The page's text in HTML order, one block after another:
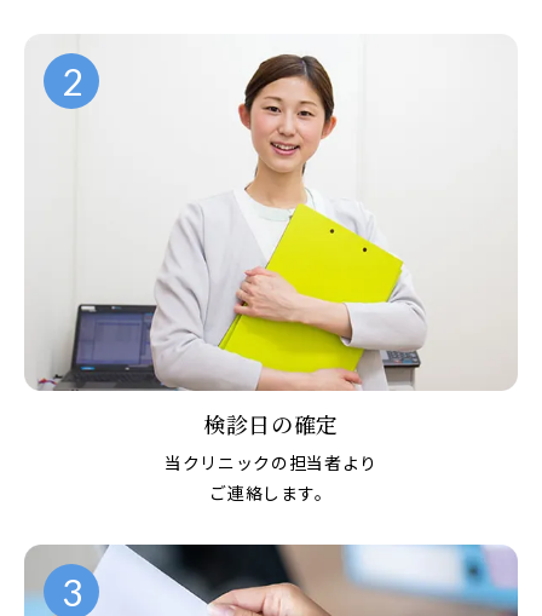
2
検診日の確定
当クリニックの担当者より
ご連絡します。
3